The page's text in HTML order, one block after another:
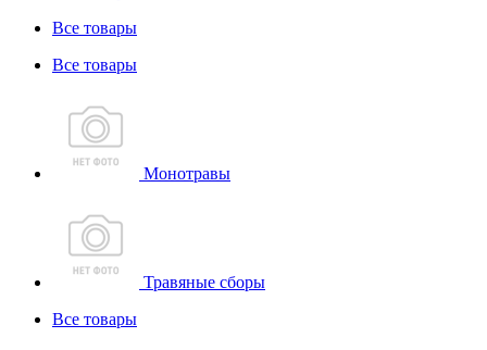
Все товары
Все товары
Монотравы
Травяные сборы
Все товары